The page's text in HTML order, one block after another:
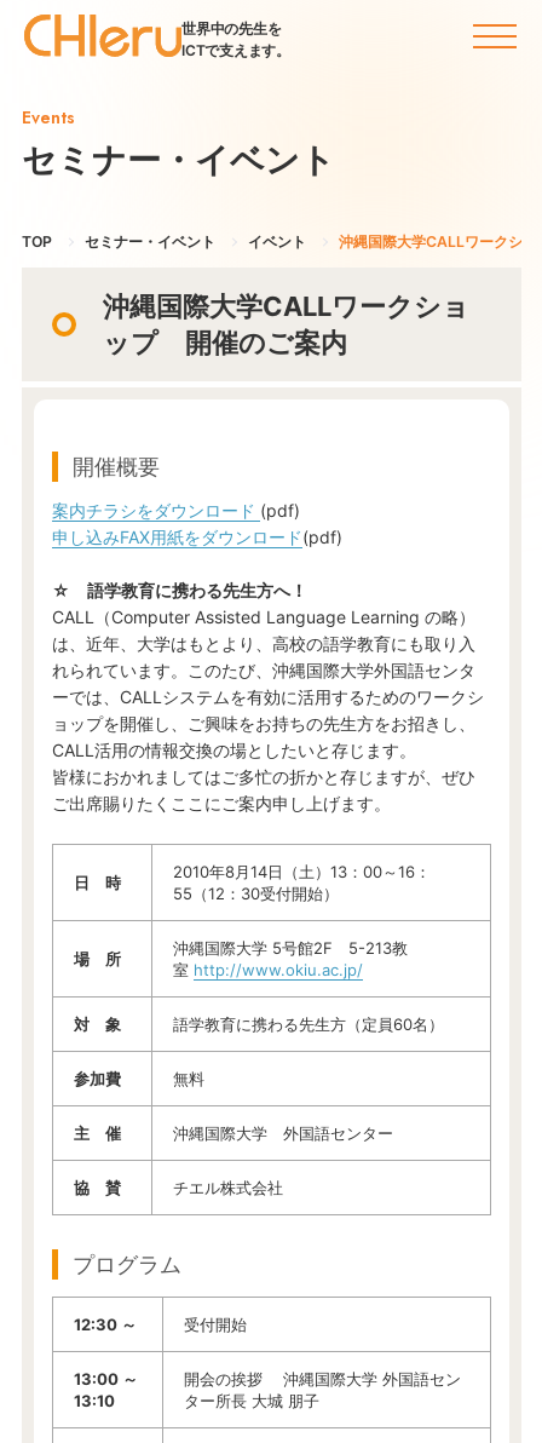
世界中の先生を
ICTで支えます。
Events
セミナー・イベント
TOP セミナー・イベント イベント 沖縄国際大学CALLワークシ
沖縄国際大学CALLワークショ
ップ 開催のご案内
開催概要
案内チラシをダウンロード (pdf)
申し込みFAX用紙をダウンロード(pdf)
☆ 語学教育に携わる先生方へ！
CALL（Computer Assisted Language Learning の略）
は、近年、大学はもとより、高校の語学教育にも取り入
れられています。このたび、沖縄国際大学外国語センタ
ーでは、CALLシステムを有効に活用するためのワークシ
ョップを開催し、ご興味をお持ちの先生方をお招きし、
CALL活用の情報交換の場としたいと存じます。
皆様におかれましてはご多忙の折かと存じますが、ぜひ
ご出席賜りたくここにご案内申し上げます。
日 時
2010年8月14日（土）13：00～16：
55（12：30受付開始）
場 所
沖縄国際大学 5号館2F 5-213教
室 http://www.okiu.ac.jp/
対 象 語学教育に携わる先生方（定員60名）
参加費 無料
主 催 沖縄国際大学 外国語センター
協 賛 チエル株式会社
プログラム
12:30 ～ 受付開始
13:00 ～
13:10
開会の挨拶 沖縄国際大学 外国語セン
ター所長 大城 朋子